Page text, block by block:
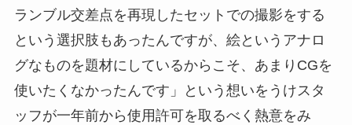
ランブル交差点を再現したセットでの撮影をする
という選択肢もあったんですが、絵というアナロ
グなものを題材にしているからこそ、あまりCGを
使いたくなかったんです」という想いをうけスタ
ッフが一年前から使用許可を取るべく熱意をみ